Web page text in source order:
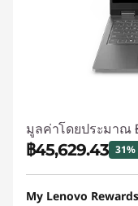
มูลค่าโดยประมาณ
฿45,629.43
ประหยัดทันที :-฿
My Lenovo Rewards